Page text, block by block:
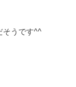
そうです^^